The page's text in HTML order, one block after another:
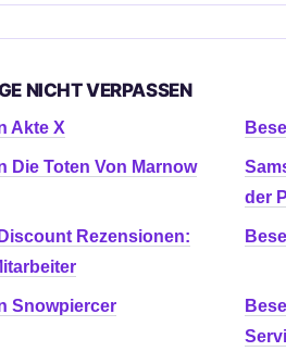
NICHT VERPASSEN
Akte X
Die Toten Von Marnow
der
Rezensionen:
Snowpiercer